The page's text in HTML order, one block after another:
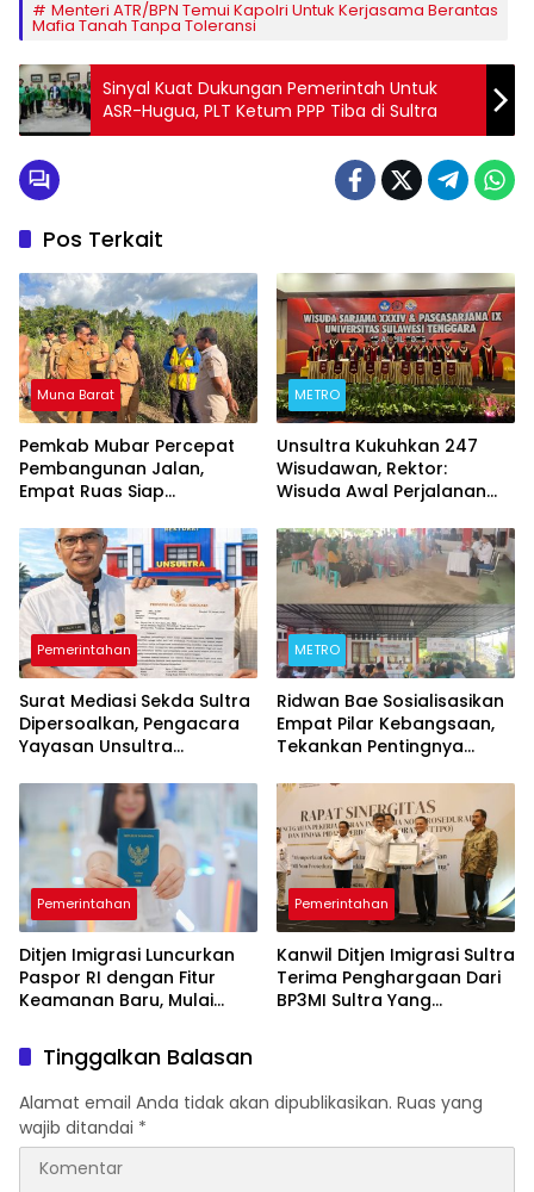
Menteri ATR/BPN Temui Kapolri Untuk Kerjasama Berantas
Mafia Tanah Tanpa Toleransi
Sinyal Kuat Dukungan Pemerintah Untuk
ASR-Hugua, PLT Ketum PPP Tiba di Sultra
Pos Terkait
Muna Barat
Pemkab Mubar Percepat
Pembangunan Jalan,
Empat Ruas Siap
METRO
‎Unsultra Kukuhkan 247
Wisudawan, Rektor:
Wisuda Awal Perjalanan
Pemerintahan
Surat Mediasi Sekda Sultra
Dipersoalkan, Pengacara
Yayasan Unsultra
Pemerintahan, Sebut Ada
Cawe-Cawe Pemprov
METRO
‎Ridwan Bae Sosialisasikan
Empat Pilar Kebangsaan,
Tekankan Pentingnya
Keberagaman
Pemerintahan
‎Ditjen Imigrasi Luncurkan
Paspor RI dengan Fitur
Keamanan Baru, Mulai
Pemerintahan
Kanwil Ditjen Imigrasi Sultra
Terima Penghargaan Dari
BP3MI Sultra Yang
Tinggalkan Balasan
Alamat email Anda tidak akan dipublikasikan. Ruas yang
wajib ditandai *